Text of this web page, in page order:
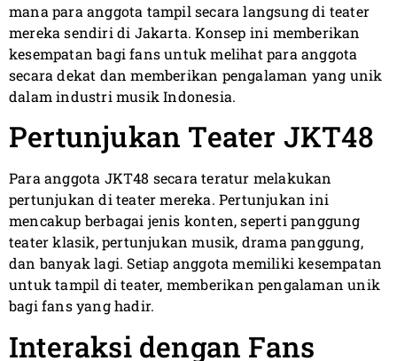
mana para anggota tampil secara langsung di teater
mereka sendiri di Jakarta. Konsep ini memberikan
kesempatan bagi fans untuk melihat para anggota
secara dekat dan memberikan pengalaman yang unik
dalam industri musik Indonesia.
Pertunjukan Teater JKT48
Para anggota JKT48 secara teratur melakukan
pertunjukan di teater mereka. Pertunjukan ini
mencakup berbagai jenis konten, seperti panggung
teater klasik, pertunjukan musik, drama panggung,
dan banyak lagi. Setiap anggota memiliki kesempatan
untuk tampil di teater, memberikan pengalaman unik
bagi fans yang hadir.
Interaksi dengan Fans